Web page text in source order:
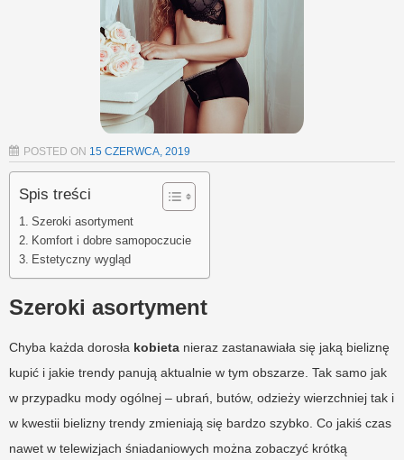
POSTED ON 15 CZERWCA, 2019
Spis treści
Szeroki asortyment
Komfort i dobre samopoczucie
Estetyczny wygląd
Szeroki asortyment
Chyba każda dorosła kobieta nieraz zastanawiała się jaką bieliznę
kupić i jakie trendy panują aktualnie w tym obszarze. Tak samo jak
w przypadku mody ogólnej – ubrań, butów, odzieży wierzchniej tak i
w kwestii bielizny trendy zmieniają się bardzo szybko. Co jakiś czas
nawet w telewizjach śniadaniowych można zobaczyć krótką